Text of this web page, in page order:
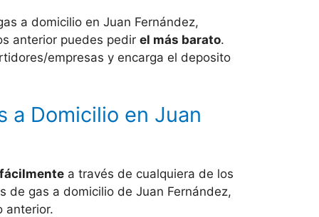
a domicilio en Juan Fernández,
anterior puedes pedir el más barato.
empresas y encarga el deposito
a Domicilio en Juan
a través de cualquiera de los
de gas a domicilio de Juan Fernández,
anterior.